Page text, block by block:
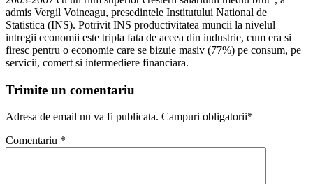
admis Vergil Voineagu, presedintele Institutului National de
Statistica (INS). Potrivit INS productivitatea muncii la nivelul
intregii economii este tripla fata de aceea din industrie, cum era si
firesc pentru o economie care se bizuie masiv (77%) pe consum, pe
servicii, comert si intermediere financiara.
Trimite un comentariu
Adresa de email nu va fi publicata. Campuri obligatorii*
Comentariu *